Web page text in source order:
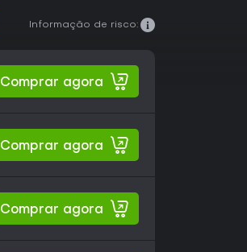
Informação de risco:
Comprar agora
Comprar agora
Comprar agora